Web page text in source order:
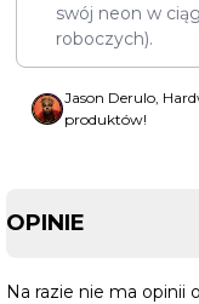
swój neon w
roboczych).
Jason Derulo,
produktów!
OPINIE
Na razie nie ma opinii